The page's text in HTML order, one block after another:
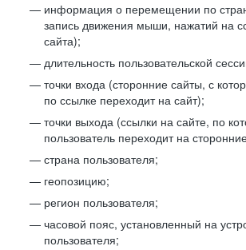
информация о перемещении по
запись движения мыши, нажатий на
сайта);
длительность пользовательской
точки входа (сторонние сайты, с
по ссылке переходит на сайт);
точки выхода (ссылки на сайте, по
пользователь переходит на
страна пользователя;
геопозицию;
регион пользователя;
часовой пояс, установленный на
пользователя;